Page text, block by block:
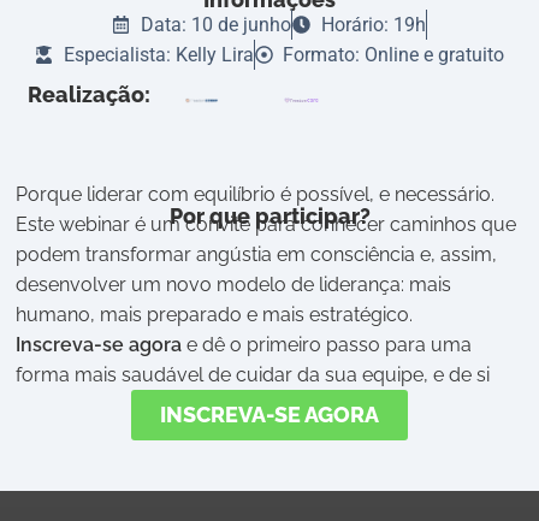
Data: 10 de junho
Horário: 19h
Especialista: Kelly Lira
Formato: Online e gratuito
Realização:
Por que participar?
Porque liderar com equilíbrio é possível, e necessário.
Este webinar é um convite para conhecer caminhos que
podem transformar angústia em consciência e, assim,
desenvolver um novo modelo de liderança: mais
humano, mais preparado e mais estratégico.
Inscreva-se agora e dê o primeiro passo para uma
forma mais saudável de cuidar da sua equipe, e de si
INSCREVA-SE AGORA